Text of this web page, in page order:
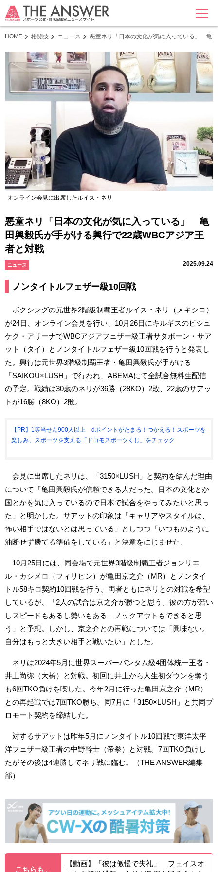
MENU
HOME 格闘技 ニュース 悪童ネリ「日本の文化が気に入っている」 亀
オンライン会見に出席したルイス・ネリ
悪童ネリ「日本の文化が気に入っている」 亀
田興毅氏が手がける興行で22歳WBCアジア王
者と対戦
ニュース 2025.09.24
ノンタイトルフェザー級10回戦
ボクシングの元世界2階級制覇王者ルイス・ネリ（メキシコ）
が24日、オンライン会見を行い、10月26日にキルギスのビシュ
ケク・アリーナでWBCアジアフェザー級王者サタポーン・サア
ット（タイ）とノンタイトルフェザー級10回戦を行うと発表し
た。興行は元世界3階級制覇王者・亀田興毅氏が手がける
「SAIKOU×LUSH」で行われ、ABEMAにて全試合無料生配信
の予定。戦績は30歳のネリが36勝（28KO）2敗、22歳のサアッ
トが16勝（8KO）2敗。
【PR】1等当せん900人以上 dポイントがたまる！つかえる！スポーツを
楽しみ、スポーツを支える「ドコモスポーツくじ」をチェック
会見に出席したネリは、「3150×LUSH」と契約を結んだ理由
について「亀田興毅氏が信頼できる人だった。日本の文化とか
国とかを気に入っているので日本で試合をやってみたいと思っ
た」と明かした。サアットの印象は「キャリアやスタイルは、
怖い相手ではないとは思っている」としつつ「いつものように
油断せず勝てる準備をしている」と決意をにじませた。
10月25日には、同会場で元世界3階級制覇王者ジョンリエ
ル・カシメロ（フィリピン）が亀田京之介（MR）とノンタイ
トル58キロ契約10回戦を行う。両者ともにネリとの対戦を希望
しているが、「2人の試合は京之介が勝つと思う。彼の方が若い
しスピードもあるし勢いもある、ノックアウトもできると思
う」と予想。しかし、京之介との再戦については「興味ない。
自分はもっと大きい相手と戦いたい」とした。
ネリは2024年5月に世界スーパーバンタム級4団体統一王者・
井上尚弥（大橋）と対戦。初回に井上から人生初ダウンを奪う
も6回TKO負けを喫した。今年2月に行った亀田京之介（MR）
との再起戦では7回TKO勝ち。同7月に「3150×LUSH」と共同プ
ロモート契約を締結した。
対するサアットは昨年5月にノンタイトル10回戦で東洋太平
洋フェザー級王者の中野幹士（帝拳）と対戦。7回TKO負けし
たがその後は4連勝してネリ戦に臨む。（THE ANSWER編集
部）
こちらも
【動画】「彼は傲慢で失礼」 フェイスオ